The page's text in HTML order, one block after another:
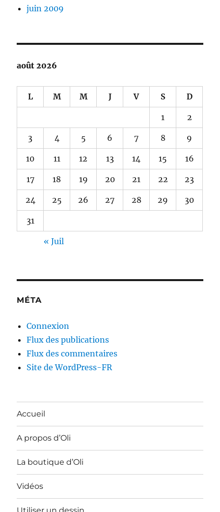
juin 2009
août 2026
L M M J V S D
1 2
3 4 5 6 7 8 9
10 11 12 13 14 15 16
17 18 19 20 21 22 23
24 25 26 27 28 29 30
31
« Juil
MÉTA
Connexion
Flux des publications
Flux des commentaires
Site de WordPress-FR
Accueil
A propos d’Oli
La boutique d’Oli
Vidéos